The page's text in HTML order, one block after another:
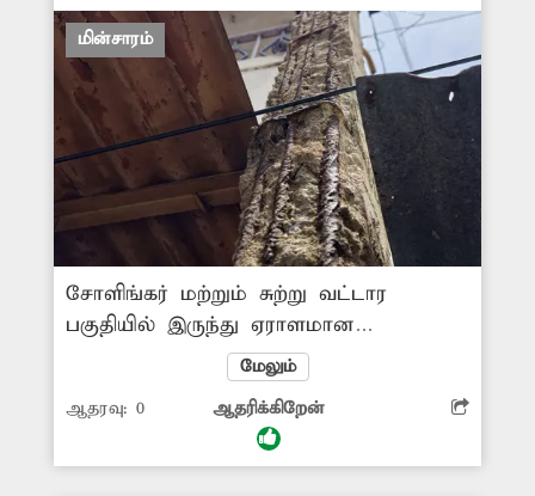
மின்சாரம்
சோளிங்கர் மற்றும் சுற்று வட்டார
பகுதியில் இருந்து ஏராளமான
பொதுமக்கள் மளிகைப் பொருட்கள்,
காய்கறிகள், தங்க நகைகள், துணிகள்
வாங்க நகரில் உள்ள பஜாருக்கு
வருகின்றனர். அங்கு கிராம நிர்வாக
மேலும்
ஆதரவு: 0 ஆதரிக்கிறேன்